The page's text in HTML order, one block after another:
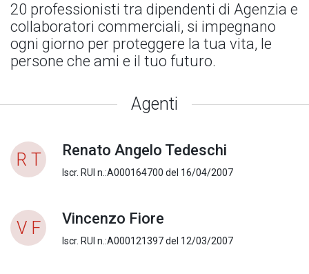
20 professionisti tra dipendenti di Agenzia e
collaboratori commerciali, si impegnano
ogni giorno per proteggere la tua vita, le
persone che ami e il tuo futuro.
Agenti
R T Renato Angelo Tedeschi
Iscr. RUI n.:A000164700 del 16/04/2007
V F Vincenzo Fiore
Iscr. RUI n.:A000121397 del 12/03/2007